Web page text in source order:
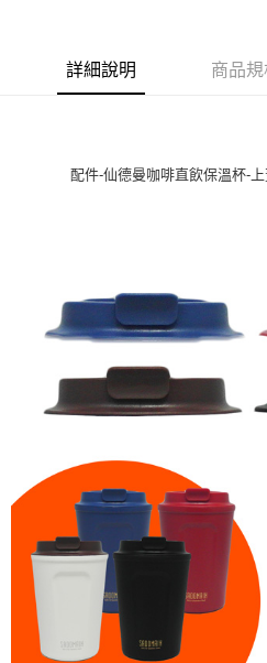
台灣樂天信用卡公司
相關說明
【關於「AFTEE先享後付」】
２．便利：只要手機號碼，簡訊認證，
２．訂單成立數日內，您將收到繳費通
３．收到繳費通知簡訊後14天內，點擊
ATM／網路銀行／等多元方式進行付款
購買商品的店家。未經商家同意取消之
後付繳納相關費用。
※ 交易是否成功請以「AFTEE先享後付
【注意事項】
１．透過由恩沛科技股份有限公司提供
易，需依本服務之必要範圍內提供個人
權轉讓予恩沛科技股份有限公司。
２．關於個人資料處理事宜，請瀏覽以下
https://aftee.tw/terms/#terms3
３．未成年的使用者請事先徵得法定代
「AFTEE先享後付」，若未經同意申辦
任。
全家離島取貨付款
每筆NT$100，滿NT$1,000(含以上)
7-11取貨付款三天
每筆NT$60，滿NT$490(含以上)免
7-11離島取貨付款
每筆NT$100，滿NT$1,000(含以上)
本島宅配1~2天後到
每筆NT$80，滿NT$490(含以上)免運
外島宅配
每筆NT$150，滿NT$3,000(含以上)
詳細說明 商品
配件-仙德曼咖啡直飲保溫杯-上